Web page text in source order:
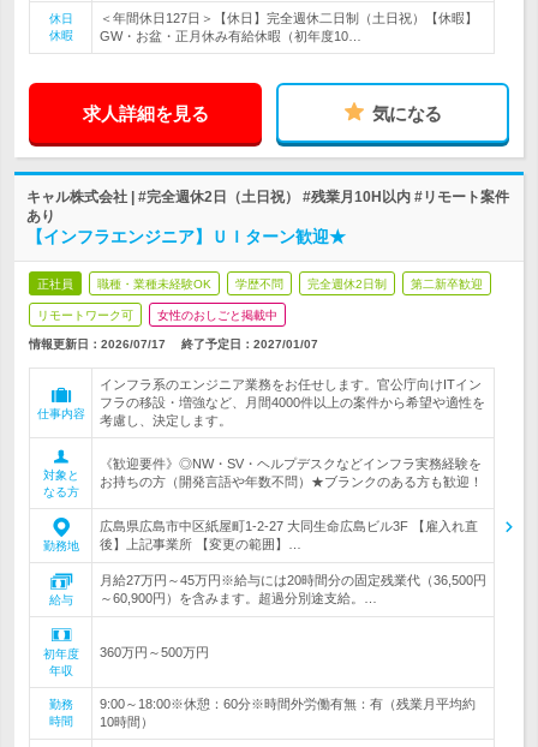
休日
休暇
＜年間休日127日＞【休日】完全週休二日制（土日祝）【休暇】
GW・お盆・正月休み有給休暇（初年度10…
求人詳細を見る 気になる
キャル株式会社 | #完全週休2日（土日祝） #残業月10H以内 #リモート案件
あり
【インフラエンジニア】ＵＩターン歓迎★
正社員 職種・業種未経験OK 学歴不問 完全週休2日制 第二新卒歓迎
リモートワーク可 女性のおしごと掲載中
情報更新日：2026/07/17 終了予定日： 2027/01/07
仕事内容
インフラ系のエンジニア業務をお任せします。官公庁向けITイン
フラの移設・増強など、月間4000件以上の案件から希望や適性を
考慮し、決定します。
対象と
なる方
《歓迎要件》◎NW・SV・ヘルプデスクなどインフラ実務経験を
お持ちの方（開発言語や年数不問）★ブランクのある方も歓迎！
勤務地
広島県広島市中区紙屋町1-2-27 大同生命広島ビル3F 【雇入れ直
後】上記事業所 【変更の範囲】…
給与
月給27万円～45万円※給与には20時間分の固定残業代（36,500円
～60,900円）を含みます。超過分別途支給。…
初年度
年収
360万円～500万円
勤務
時間
9:00～18:00※休憩：60分※時間外労働有無：有（残業月平均約
10時間）